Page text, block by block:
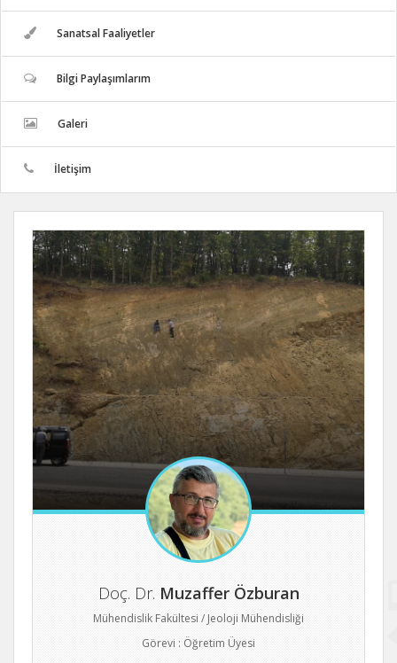
Sanatsal Faaliyetler
Bilgi Paylaşımlarım
Galeri
İletişim
Doç. Dr. Muzaffer Özburan
Mühendislik Fakültesi / Jeoloji Mühendisliği
Görevi : Öğretim Üyesi